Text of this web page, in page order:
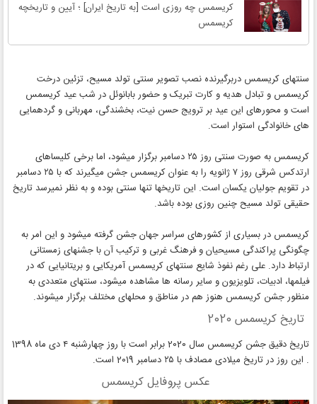
کریسمس چه روزی است [به تاریخ ایران] ؛ آیین و تاریخچه
کریسمس
سنتهای کریسمس دربرگیرنده نصب تصویر سنتی تولد مسیح، تزئین درخت
کریسمس و تبادل هدیه و کارت تبریک و حضور بابانوئل در شب عید کریسمس
است و محورهای این عید بر ترویج حسن نیت، بخشندگی، مهربانی و گردهمایی
های خانوادگی استوار است.
کریسمس به صورت سنتی روز ۲۵ دسامبر برگزار میشود، اما برخی کلیساهای
ارتدکس شرقی روز ۷ ژانویه را به عنوان کریسمس جشن میگیرند که با ۲۵ دسامبر
در تقویم جولیان یکسان است. این تاریخها تنها سنتی بوده و به نظر نمیرسد تاریخ
حقیقی تولد مسیح چنین روزی بوده باشد.
کریسمس در بسیاری از کشورهای سراسر جهان جشن گرفته میشود و این امر به
چگونگی پراکندگی مسیحیان و فرهنگ غربی و ترکیب آن با جشنهای زمستانی
ارتباط دارد. علی رغم نفوذ شایع سنتهای کریسمس آمریکایی و بریتانیایی که در
فیلمها، ادبیات، تلویزیون و سایر رسانه ها مشاهده میشود، سنتهای متعددی به
منظور جشن کریسمس هنوز هم در مناطق و محلهای مختلف برگزار میشوند.
تاریخ کریسمس 2020
تاریخ دقیق جشن کریسمس سال 2020 برابر است با روز چهارشنبه ۴ دی ماه 1398
. این روز در تاریخ میلادی مصادف با ۲۵ دسامبر 2019 است.
عکس پروفایل کریسمس